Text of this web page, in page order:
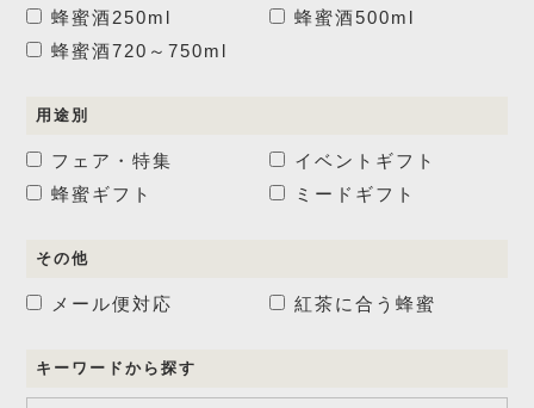
蜂蜜酒250ml 蜂蜜酒500ml
蜂蜜酒720～750ml
用途別
フェア・特集
イベントギフト
蜂蜜ギフト
ミードギフト
その他
メール便対応 紅茶に合う蜂蜜
キーワードから探す